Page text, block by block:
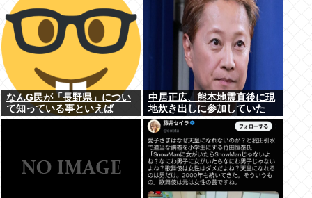
なんG民が「長野県」につい
て知っている事といえば
www
中居正広、熊本地震直後に現
地炊き出しに参加していた